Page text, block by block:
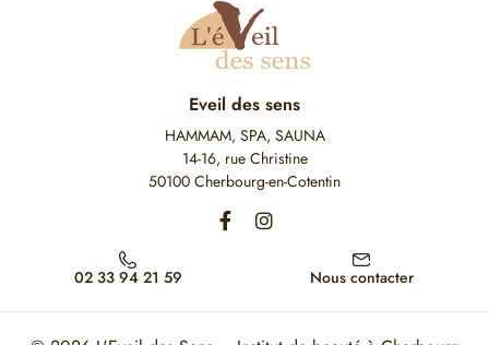
Eveil des sens
HAMMAM, SPA, SAUNA
14-16, rue Christine
50100 Cherbourg-en-Cotentin
02 33 94 21 59 Nous contacter